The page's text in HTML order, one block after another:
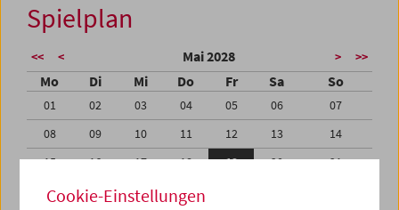
Spielplan
<< < Mai 2028 > >>
Mo Di Mi Do Fr Sa So
01 02 03 04 05 06
07
08
09 10 11 12 13
14
15
16 17 18 19 20
21
22
23 24 25
Cookie-Einstellungen